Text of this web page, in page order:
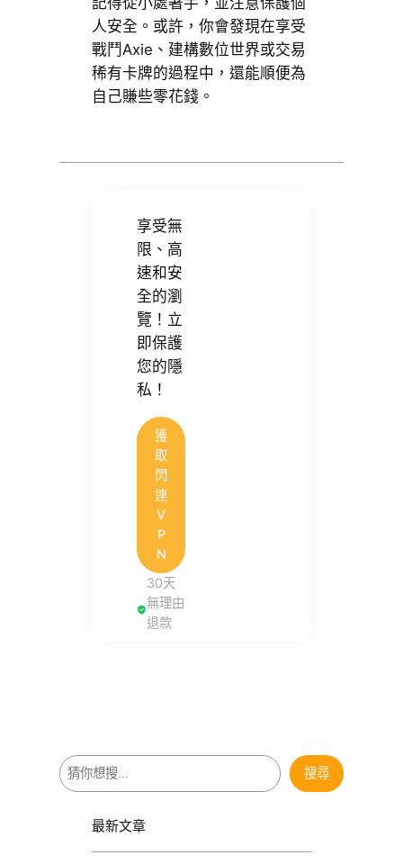
人安全。或許，你會發現在享受
戰鬥Axie、建構數位世界或交易
稀有卡牌的過程中，還能順便為
自己賺些零花錢。
享受無
限、高
速和安
全的瀏
覽！立
即保護
您的隱
私！
獲
取
閃
連
V
P
N
30天
無理由
退款
搜
尋
搜尋
最新文章